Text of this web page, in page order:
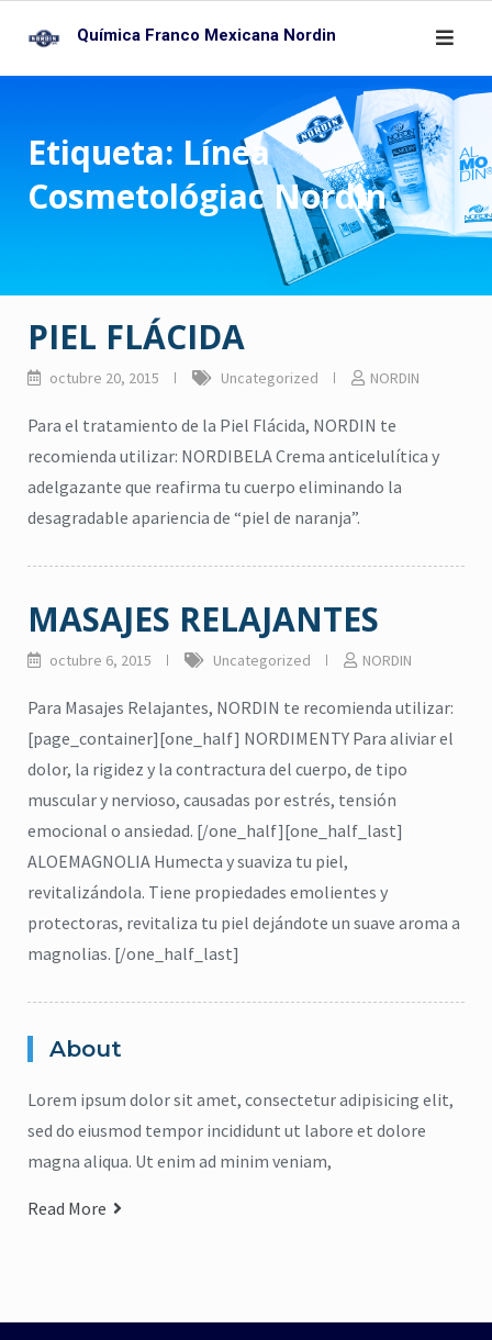
content
citronela,Eucalipto ,
NORDIN Repelente
$0
Read more
Read more
Química Franco Mexicana Nordin
Etiqueta: Línea
Cosmetológiac Nordin
PIEL FLÁCIDA
octubre 20, 2015 Uncategorized NORDIN
Para el tratamiento de la Piel Flácida, NORDIN te
recomienda utilizar: NORDIBELA Crema anticelulítica y
adelgazante que reafirma tu cuerpo eliminando la
desagradable apariencia de “piel de naranja”.
MASAJES RELAJANTES
octubre 6, 2015 Uncategorized NORDIN
Para Masajes Relajantes, NORDIN te recomienda utilizar:
[page_container][one_half] NORDIMENTY Para aliviar el
dolor, la rigidez y la contractura del cuerpo, de tipo
muscular y nervioso, causadas por estrés, tensión
emocional o ansiedad. [/one_half][one_half_last]
ALOEMAGNOLIA Humecta y suaviza tu piel,
revitalizándola. Tiene propiedades emolientes y
protectoras, revitaliza tu piel dejándote un suave aroma a
magnolias. [/one_half_last]
About
Lorem ipsum dolor sit amet, consectetur adipisicing elit,
sed do eiusmod tempor incididunt ut labore et dolore
magna aliqua. Ut enim ad minim veniam,
Read More